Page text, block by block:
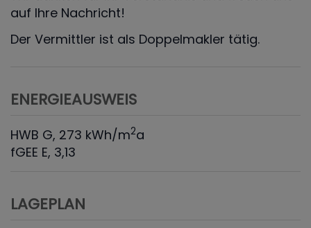
auf Ihre Nachricht!
Der Vermittler ist als Doppelmakler tätig.
ENERGIEAUSWEIS
HWB G, 273 kWh/m2a
fGEE E, 3,13
LAGEPLAN